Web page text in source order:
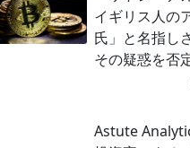
イギリス人の
氏」と名指し
その疑惑を否
Astute